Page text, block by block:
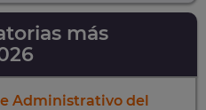
más
Administrativo del